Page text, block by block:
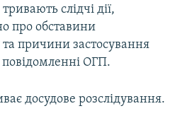
слідчі дії,
про обставини
причини застосування
ОГП.
досудове розслідування.